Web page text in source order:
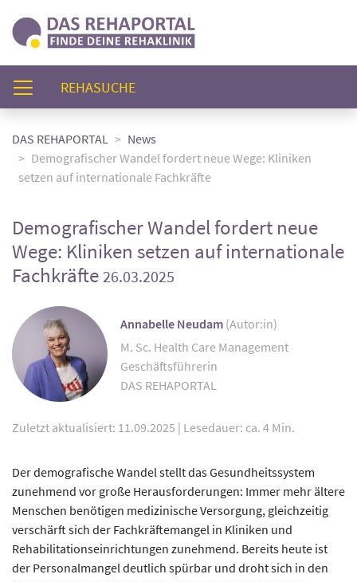
REHASUCHE(AKTUELL)
DAS REHAPORTAL
News
Demografischer Wandel fordert neue Wege: Kliniken
setzen auf internationale Fachkräfte
Demografischer Wandel fordert neue
Wege: Kliniken setzen auf internationale
Fachkräfte26.03.2025
Annabelle Neudam (Autor:in)
M. Sc. Health Care Management
Geschäftsführerin
DAS REHAPORTAL
Zuletzt aktualisiert: 11.09.2025 | Lesedauer: ca. 4 Min.
Der demografische Wandel stellt das Gesundheitssystem
zunehmend vor große Herausforderungen: Immer mehr ältere
Menschen benötigen medizinische Versorgung, gleichzeitig
verschärft sich der Fachkräftemangel in Kliniken und
Rehabilitationseinrichtungen zunehmend. Bereits heute ist
der Personalmangel deutlich spürbar und droht sich in den